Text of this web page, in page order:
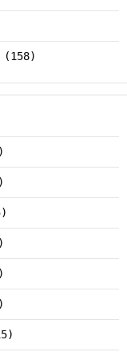
(158)